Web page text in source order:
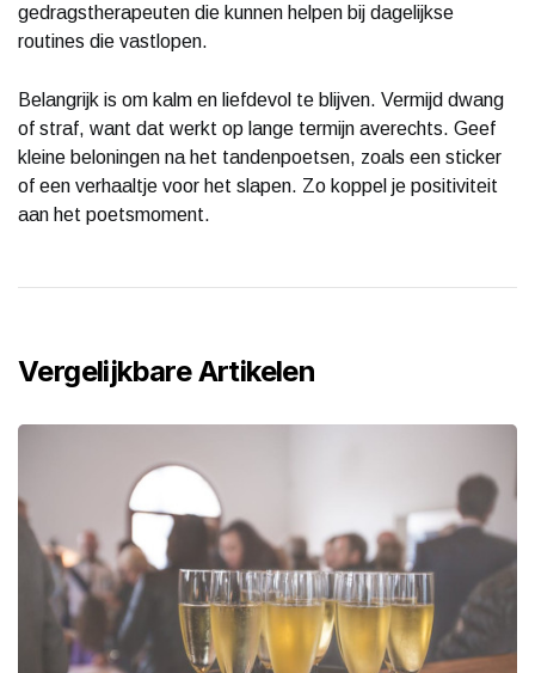
gedragstherapeuten die kunnen helpen bij dagelijkse
routines die vastlopen.
Belangrijk is om kalm en liefdevol te blijven. Vermijd dwang
of straf, want dat werkt op lange termijn averechts. Geef
kleine beloningen na het tandenpoetsen, zoals een sticker
of een verhaaltje voor het slapen. Zo koppel je positiviteit
aan het poetsmoment.
Vergelijkbare Artikelen